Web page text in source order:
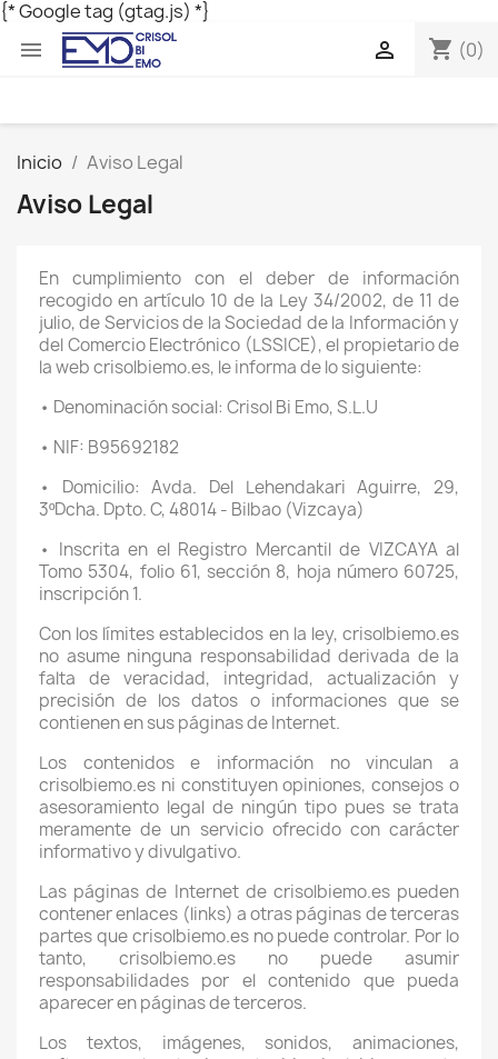
{* Google tag (gtag.js) *}
 shopping_cart (0)

Inicio Aviso Legal
Aviso Legal
En cumplimiento con el deber de información
recogido en artículo 10 de la Ley 34/2002, de 11 de
julio, de Servicios de la Sociedad de la Información y
del Comercio Electrónico (LSSICE), el propietario de
la web crisolbiemo.es, le informa de lo siguiente:
• Denominación social: Crisol Bi Emo, S.L.U
• NIF: B95692182
• Domicilio: Avda. Del Lehendakari Aguirre, 29,
3ºDcha. Dpto. C, 48014 - Bilbao (Vizcaya)
• Inscrita en el Registro Mercantil de VIZCAYA al
Tomo 5304, folio 61, sección 8, hoja número 60725,
inscripción 1.
Con los límites establecidos en la ley, crisolbiemo.es
no asume ninguna responsabilidad derivada de la
falta de veracidad, integridad, actualización y
precisión de los datos o informaciones que se
contienen en sus páginas de Internet.
Los contenidos e información no vinculan a
crisolbiemo.es ni constituyen opiniones, consejos o
asesoramiento legal de ningún tipo pues se trata
meramente de un servicio ofrecido con carácter
informativo y divulgativo.
Las páginas de Internet de crisolbiemo.es pueden
contener enlaces (links) a otras páginas de terceras
partes que crisolbiemo.es no puede controlar. Por lo
tanto, crisolbiemo.es no puede asumir
responsabilidades por el contenido que pueda
aparecer en páginas de terceros.
Los textos, imágenes, sonidos, animaciones,